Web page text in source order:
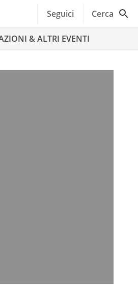
Seguici Cerca
& ALTRI EVENTI